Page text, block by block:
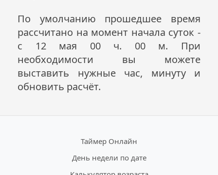
По умолчанию прошедшее время
рассчитано на момент начала суток -
с 12 мая 00 ч. 00 м. При
необходимости вы можете
выставить нужные час, минуту и
обновить расчёт.
Таймер Онлайн
День недели по дате